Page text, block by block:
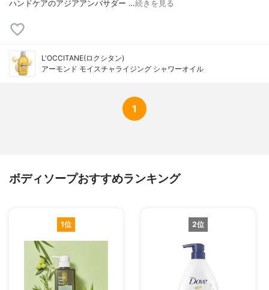
ハンドケアのアジアアンバサダー …続きを見る
L'OCCITANE(ロクシタン)
アーモンド モイスチャライジング シャワーオイル
1
ボディソープおすすめランキング
1位 2位